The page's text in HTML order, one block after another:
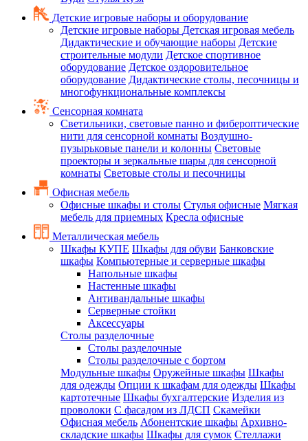
Детские игровые наборы и оборудование
Детские игровые наборы Детская игровая мебель
Дидактические и обучающие наборы Детские
строительные модули Детское спортивное
оборудование Детское оздоровительное
оборудование Дидактические столы, песочницы и
многофункциональные комплексы
Сенсорная комната
Светильники, световые панно и фибероптические
нити для сенсорной комнаты Воздушно-
пузырьковые панели и колонны Световые
проекторы и зеркальные шары для сенсорной
комнаты Световые столы и песочницы
Офисная мебель
Офисные шкафы и столы Стулья офисные Мягкая
мебель для приемных Кресла офисные
Металлическая мебель
Шкафы КУПЕ Шкафы для обуви Банковские
шкафы Компьютерные и серверные шкафы
Напольные шкафы
Настенные шкафы
Антивандальные шкафы
Серверные стойки
Аксессуары
Столы разделочные
Столы разделочные
Столы разделочные с бортом
Модульные шкафы Оружейные шкафы Шкафы
для одежды Опции к шкафам для одежды Шкафы
картотечные Шкафы бухгалтерские Изделия из
проволоки С фасадом из ЛДСП Скамейки
Офисная мебель Абонентские шкафы Архивно-
складские шкафы Шкафы для сумок Стеллажи